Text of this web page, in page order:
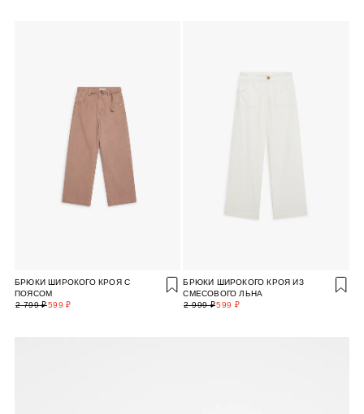
БРЮКИ ШИРОКОГО КРОЯ С
ПОЯСОМ
599 ₽
2 799 ₽
БРЮКИ ШИРОКОГО КРОЯ ИЗ
СМЕСОВОГО ЛЬНА
599 ₽
2 999 ₽